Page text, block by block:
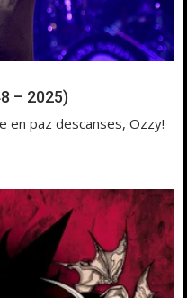
– 2025)
en paz descanses, Ozzy!